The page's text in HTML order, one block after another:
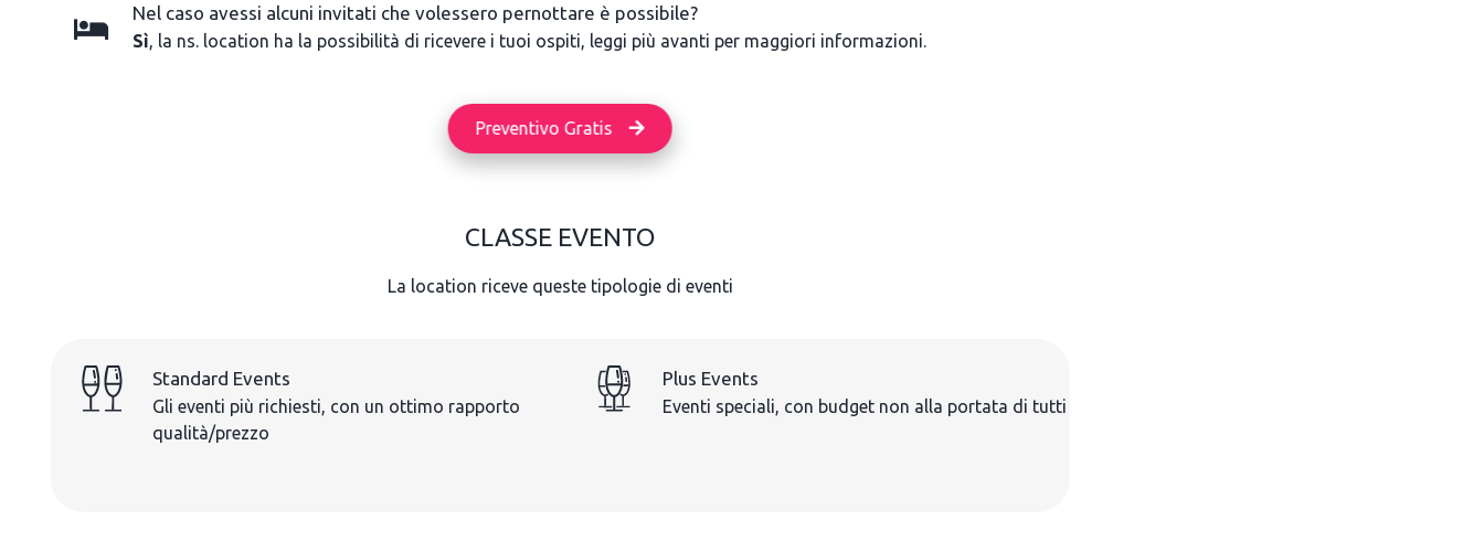
Nel caso avessi alcuni invitati che volessero pernottare è possibile?
Sì, la ns. location ha la possibilità di ricevere i tuoi ospiti, leggi più avanti per maggiori informazioni.
Preventivo Gratis
CLASSE EVENTO
La location riceve queste tipologie di eventi
Standard Events
Gli eventi più richiesti, con un ottimo rapporto
qualità/prezzo
Plus Events
Eventi speciali, con budget non alla portata di tutti